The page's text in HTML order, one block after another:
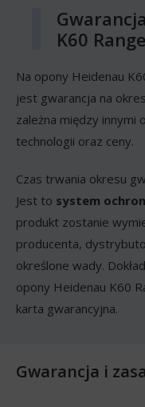
K60
Na opony Heidenau
jest gwarancja na
zależna między innymi
technologii oraz ceny.
Czas trwania okresu
Jest to system
produkt zostanie
producenta,
określone wady.
opony Heidenau K60
karta gwarancyjna.
Gwarancja i